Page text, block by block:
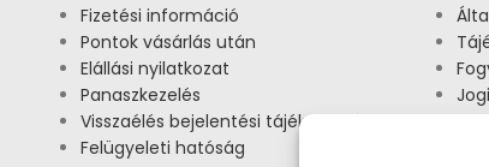
Fizetési információ
Pontok vásárlás után
Elállási nyilatkozat
Panaszkezelés
Visszaélés bejelentési tájékoztató
Felügyeleti hatóság